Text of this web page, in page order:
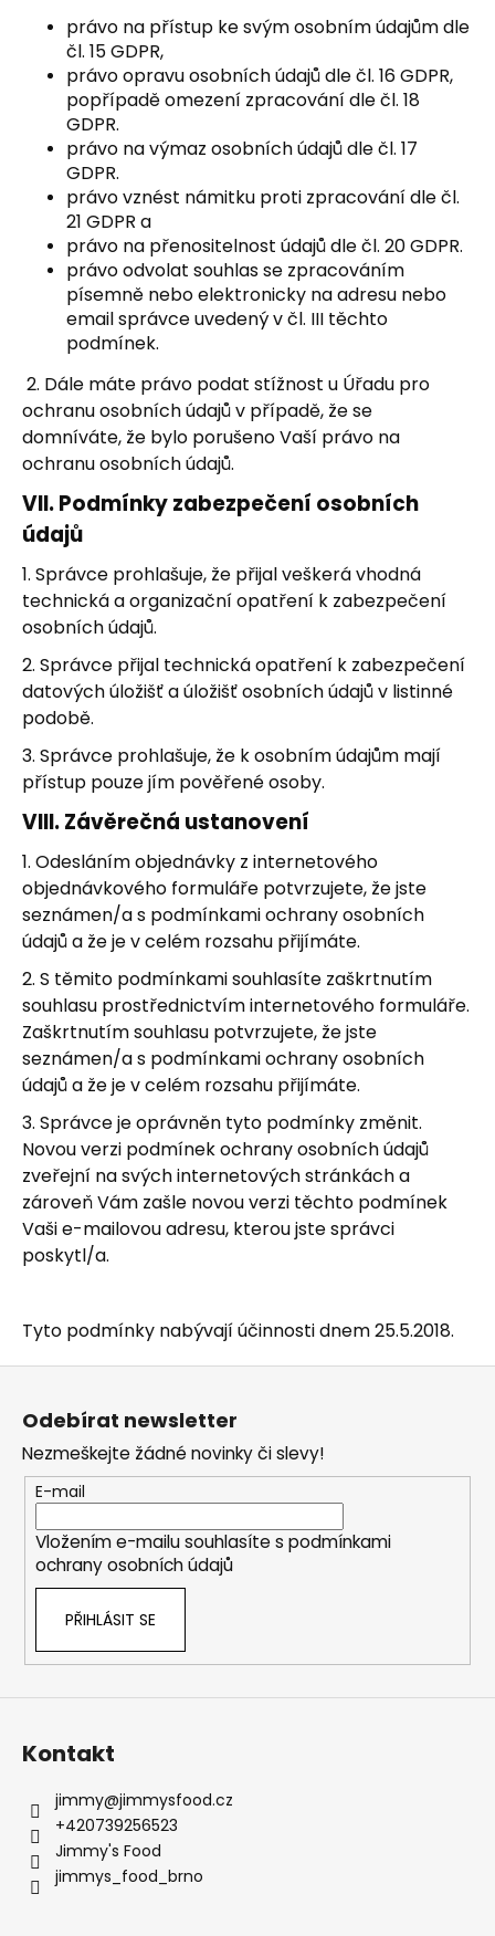
právo na přístup ke svým osobním údajům dle
čl. 15 GDPR,
právo opravu osobních údajů dle čl. 16 GDPR,
popřípadě omezení zpracování dle čl. 18
GDPR.
právo na výmaz osobních údajů dle čl. 17
GDPR.
právo vznést námitku proti zpracování dle čl.
21 GDPR a
právo na přenositelnost údajů dle čl. 20 GDPR.
právo odvolat souhlas se zpracováním
písemně nebo elektronicky na adresu nebo
email správce uvedený v čl. III těchto
podmínek.
2. Dále máte právo podat stížnost u Úřadu pro
ochranu osobních údajů v případě, že se
domníváte, že bylo porušeno Vaší právo na
ochranu osobních údajů.
VII.Podmínky zabezpečení osobních
údajů
1. Správce prohlašuje, že přijal veškerá vhodná
technická a organizační opatření k zabezpečení
osobních údajů.
2. Správce přijal technická opatření k zabezpečení
datových úložišť a úložišť osobních údajů v listinné
podobě.
3. Správce prohlašuje, že k osobním údajům mají
přístup pouze jím pověřené osoby.
VIII.Závěrečná ustanovení
1. Odesláním objednávky z internetového
objednávkového formuláře potvrzujete, že jste
seznámen/a s podmínkami ochrany osobních
údajů a že je v celém rozsahu přijímáte.
2. S těmito podmínkami souhlasíte zaškrtnutím
souhlasu prostřednictvím internetového formuláře.
Zaškrtnutím souhlasu potvrzujete, že jste
seznámen/a s podmínkami ochrany osobních
údajů a že je v celém rozsahu přijímáte.
3. Správce je oprávněn tyto podmínky změnit.
Novou verzi podmínek ochrany osobních údajů
zveřejní na svých internetových stránkách a
zároveň Vám zašle novou verzi těchto podmínek
Vaši e-mailovou adresu, kterou jste správci
poskytl/a.
Tyto podmínky nabývají účinnosti dnem 25.5.2018.
Z
Odebírat newsletter
Nezmeškejte žádné novinky či slevy!
E-mail
Vložením e-mailu souhlasíte s podmínkami
ochrany osobních údajů
PŘIHLÁSIT SE
Kontakt
jimmy@jimmysfood.cz
+420739256523
Jimmy's Food
jimmys_food_brno